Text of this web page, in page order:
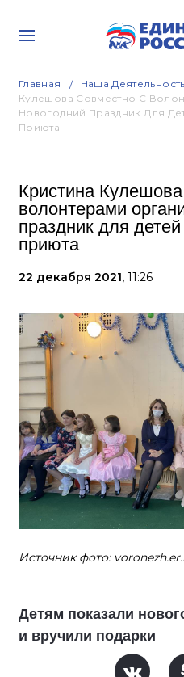
Главная Наша Деятельность
Кулешова Совместно С
Новогодний Праздник Для
Приюта
Кристина
волонтерами
праздник для
приюта
22 декабря 2021, 11:26
Источник фото:
Детям показали
и вручили подарки